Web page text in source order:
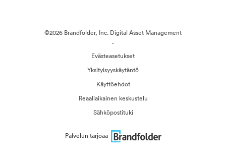
©2026 Brandfolder, Inc. Digital Asset Management
·
Evästeasetukset
Yksityisyyskäytäntö
Käyttöehdot
Reaaliaikainen keskustelu
Sähköpostituki
Palvelun tarjoaa